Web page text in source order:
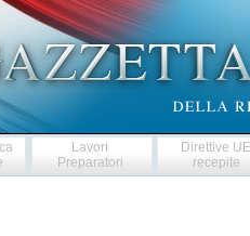
Lavori
Preparatori
Direttive
recepite